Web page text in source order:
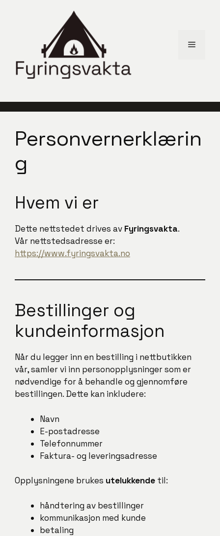
Meny
Personvernerklærin
g
Hvem vi er
Dette nettstedet drives av Fyringsvakta.
Vår nettstedsadresse er:
https://www.fyringsvakta.no
Bestillinger og
kundeinformasjon
Når du legger inn en bestilling i nettbutikken
vår, samler vi inn personopplysninger som er
nødvendige for å behandle og gjennomføre
bestillingen. Dette kan inkludere:
Navn
E-postadresse
Telefonnummer
Faktura- og leveringsadresse
Opplysningene brukes utelukkende til:
håndtering av bestillinger
kommunikasjon med kunde
betaling